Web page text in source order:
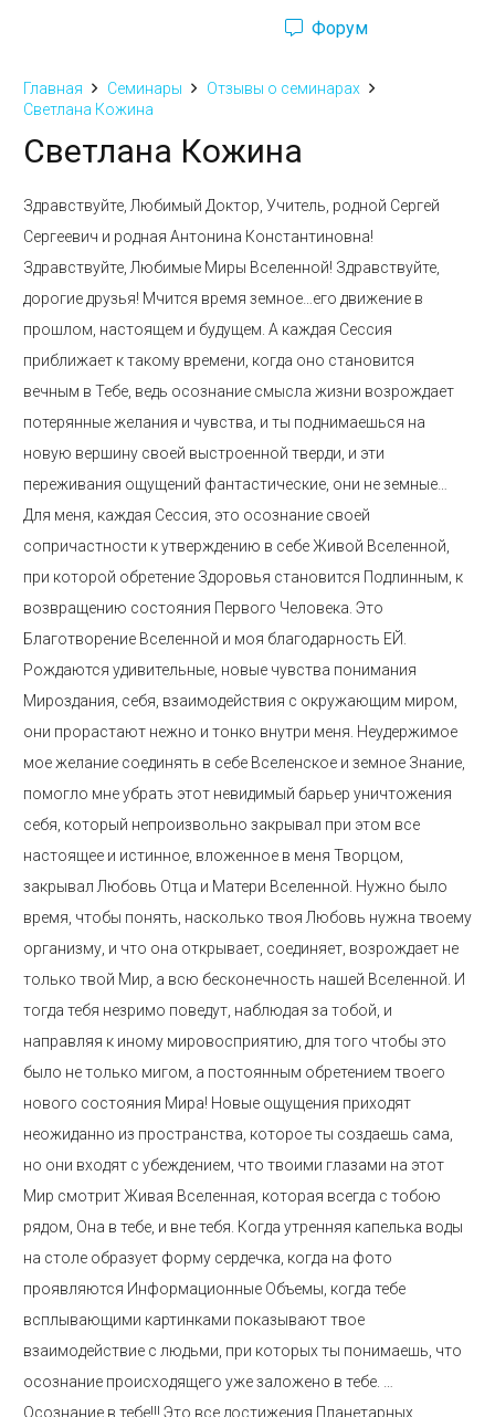
Форум
Главная Семинары
Отзывы о семинарах
Светлана Кожина
Светлана Кожина
Здравствуйте, Любимый Доктор, Учитель, родной Сергей
Сергеевич и родная Антонина Константиновна!
Здравствуйте, Любимые Миры Вселенной! Здравствуйте,
дорогие друзья! Мчится время земное…его движение в
прошлом, настоящем и будущем. А каждая Сессия
приближает к такому времени, когда оно становится
вечным в Тебе, ведь осознание смысла жизни возрождает
потерянные желания и чувства, и ты поднимаешься на
новую вершину своей выстроенной тверди, и эти
переживания ощущений фантастические, они не земные…
Для меня, каждая Сессия, это осознание своей
сопричастности к утверждению в себе Живой Вселенной,
при которой обретение Здоровья становится Подлинным, к
возвращению состояния Первого Человека. Это
Благотворение Вселенной и моя благодарность ЕЙ.
Рождаются удивительные, новые чувства понимания
Мироздания, себя, взаимодействия с окружающим миром,
они прорастают нежно и тонко внутри меня. Неудержимое
мое желание соединять в себе Вселенское и земное Знание,
помогло мне убрать этот невидимый барьер уничтожения
себя, который непроизвольно закрывал при этом все
настоящее и истинное, вложенное в меня Творцом,
закрывал Любовь Отца и Матери Вселенной. Нужно было
время, чтобы понять, насколько твоя Любовь нужна твоему
организму, и что она открывает, соединяет, возрождает не
только твой Мир, а всю бесконечность нашей Вселенной. И
тогда тебя незримо поведут, наблюдая за тобой, и
направляя к иному мировосприятию, для того чтобы это
было не только мигом, а постоянным обретением твоего
нового состояния Мира! Новые ощущения приходят
неожиданно из пространства, которое ты создаешь сама,
но они входят с убеждением, что твоими глазами на этот
Мир смотрит Живая Вселенная, которая всегда с тобою
рядом, Она в тебе, и вне тебя. Когда утренняя капелька воды
на столе образует форму сердечка, когда на фото
проявляются Информационные Объемы, когда тебе
всплывающими картинками показывают твое
взаимодействие с людьми, при которых ты понимаешь, что
осознание происходящего уже заложено в тебе. …
Осознание в тебе!!! Это все достижения Планетарных